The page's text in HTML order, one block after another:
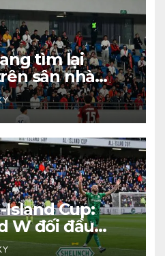
tìm lại
sân nhà
Cup:
W đối đầu